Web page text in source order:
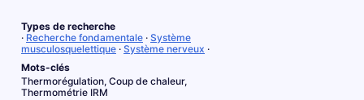
Types de recherche
· Recherche fondamentale · Système
musculosquelettique · Système nerveux ·
Mots-clés
Thermorégulation, Coup de chaleur,
Thermométrie IRM